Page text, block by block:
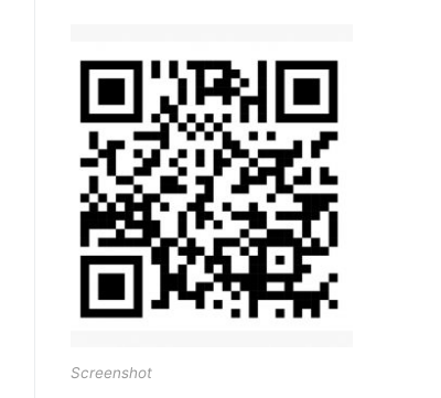
Screenshot